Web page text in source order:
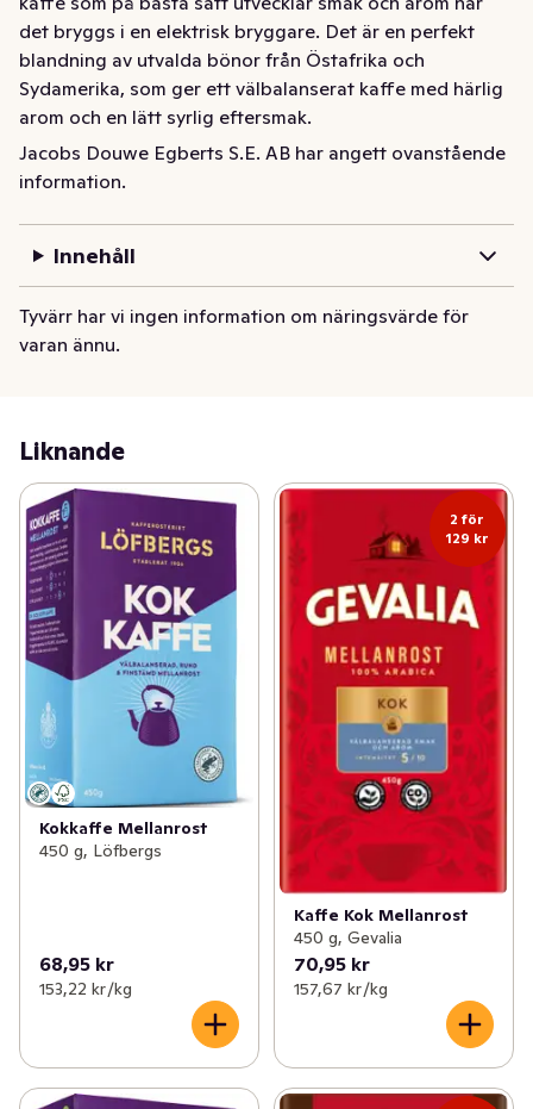
det bryggs i en elektrisk bryggare. Det är en perfekt
blandning av utvalda bönor från Östafrika och
Sydamerika, som ger ett välbalanserat kaffe med härlig
arom och en lätt syrlig eftersmak.
Gevalia El-Brygg Mellanrost är ett lite grövre malet
kaffe som på bästa sätt utvecklar smak och arom när
Sydamerika, som ger ett välbalanserat kaffe med härlig
Jacobs Douwe Egberts S.E. AB har angett ovanstående
information.
Innehåll
Tyvärr har vi ingen information om näringsvärde för
varan ännu.
Liknande
Kokkaffe Mellanrost
450 g, Löfbergs
68,95 kr
153,22 kr /kg
2 för
129 kr
Kaffe Kok Mellanrost
450 g, Gevalia
70,95 kr
157,67 kr /kg